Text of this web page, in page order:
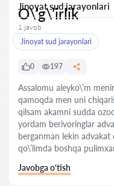
Jinoyat sud jarayonlari
O\’g\’irlik
1 javob
Jinoyat sud jarayonlari
0 197
Assalomu aleyko\’m
qamoqda men uni
qilsam akamni sudda
yordam berivoringlar
berganman lekin advakat
qo\’limda boshqa
Javobga o‘tish